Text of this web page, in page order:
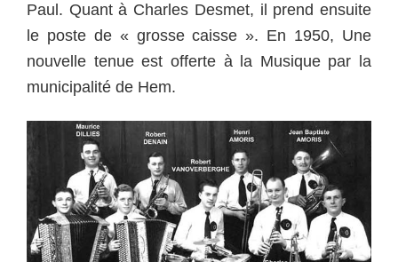
Paul. Quant à Charles Desmet, il prend ensuite
le poste de « grosse caisse ». En 1950, Une
nouvelle tenue est offerte à la Musique par la
municipalité de Hem.